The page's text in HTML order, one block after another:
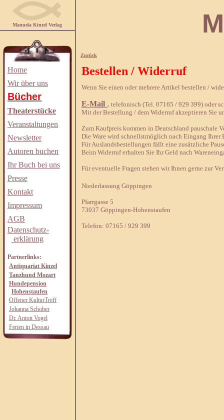
Manuela Kinzel Verlag
Home
Wir über uns
Bücher
Theaterstücke
Veranstaltungen
Newsletter
Autoren buchen
Ihr Buch bei uns
Presse
Kontakt
Impressum
AGB
Datenschutz-
erklärung
Partnerlinks:
Antiquariat Kinzel
Tanzhund Mozart
Hundepension
Hohenstaufen
Offener KulturTreff
Johanna Schober
Dr. Anton Vogel
Ferien in Dessau
Zurück
Bestellen / Widerruf
Wenn Sie einen oder mehrere Artikel bestellen /
E-Mail , telefonisch (Tel. 07165 / 929 399) oder
Mit der Bestellung / dem Widerruf akzeptieren Sie
Zum Kaufpreis kommen in Deutschland pauschale
Die Ware wird schnellstmöglich nach Eingang Ihrer
Für Auslandsbestellungen fällt eine zusätzliche
Beim Widerruf erhalten Sie Ihr Geld nach
Für eventuelle Fragen stehen wir Ihnen gerne zur
Niederlassung Göppingen
Pfarrgasse 5
73037 Göppingen-Hohenstaufen
Telefon: 07165 / 929 399